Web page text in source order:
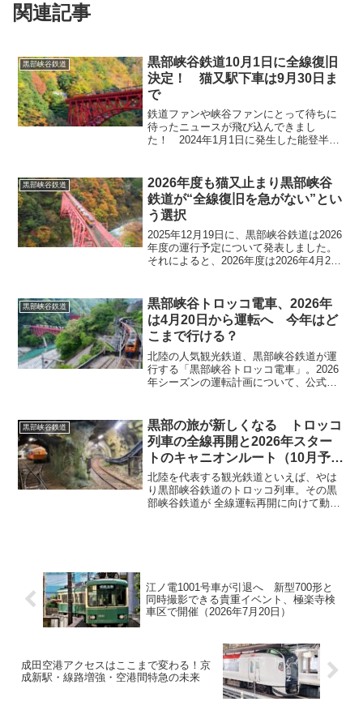
関連記事
黒部峡谷鉄道
黒部峡谷鉄道10月1日に全線復旧
決定！ 猫又駅下車は9月30日ま
で
鉄道ファンや峡谷ファンにとって待ちに
待ったニュースが飛び込んできまし
た！ 2024年1月1日に発生した能登半島
（宇奈月〜欅平）が、ついに2026年10月
1日から全線での運...
黒部峡谷鉄道
2026年度も猫又止まり黒部峡谷
鉄道が“全線復旧を急がない”とい
う選択
2025年12月19日に、黒部峡谷鉄道は2026
年度の運行予定について発表しました。
それによると、2026年度は2026年4月20
駅の区間で運行します。なお、2026年度
も猫又駅での折り返し運転ですが復旧工
事の進捗次第では10月1日（木）～11月
30日（月）の期間は全線運行の可能性も
あります。
黒部峡谷鉄道
黒部峡谷トロッコ電車、2026年
は4月20日から運転へ 今年はど
こまで行ける？
北陸の人気観光鉄道、黒部峡谷鉄道が運
行する「黒部峡谷トロッコ電車」。2026
年シーズンの運転計画について、公式発
す。ただし、今年も全線（欅平まで）の
運転とはなら...
黒部峡谷鉄道
黒部の旅が新しくなる トロッコ
列車の全線再開と2026年スター
トのキャニオンルート（10月予
定）
北陸を代表する観光鉄道といえば、やは
り黒部峡谷鉄道のトロッコ列車。その黒
部峡谷鉄道が 全線運転再開に向けて動き
江ノ電1001号車が引退へ 新型700形と
同時撮影できる貴重イベント、極楽寺検
車区で開催（2026年7月20日）
成田空港アクセスはここまで変わる！京
成新駅・線路増強・空港間特急の未来